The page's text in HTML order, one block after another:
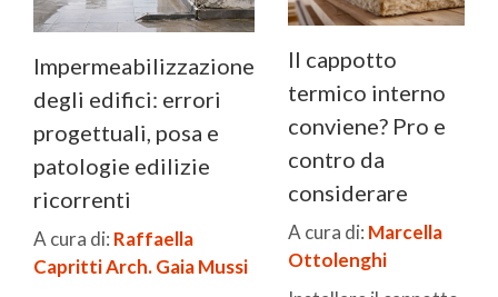
Impermeabilizzazione
degli edifici: errori
progettuali, posa e
patologie edilizie
ricorrenti
A cura di: Raffaella
CaprittiArch. Gaia Mussi
Il cappotto
termico interno
conviene? Pro e
contro da
considerare
A cura di: Marcella
Ottolenghi